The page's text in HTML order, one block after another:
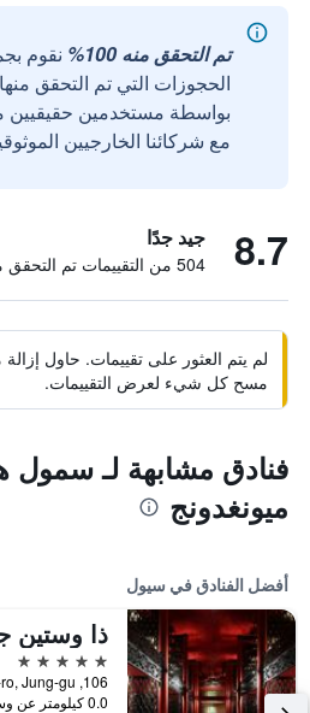
تم التحقق منه 100%
نقوم
الحجوزات التي تم التحقق
مع شركائنا الخارجيين
8.7 جيد جدًا
504 من التقييمات تم التحقق منها
لم يتم العثور على تقييمات. حاول
مسح كل شيء لعرض التقييمات.
فنادق مشابهة لـ سمول
ميونغدونج
أفضل الفنادق في سيول
5 نجوم
0.0 كيلومتر عن وسط المدينة